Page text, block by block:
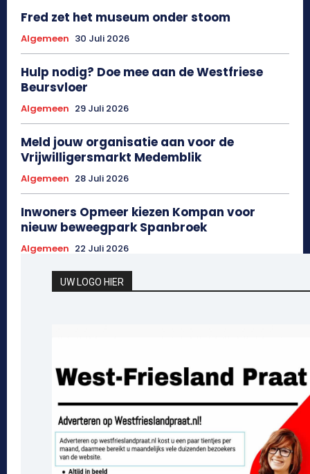
Fred zet het museum onder stoom
Algemeen 30 Juli 2026
Hulp nodig? Doe mee aan de Westfriese
Beursvloer
Algemeen 29 Juli 2026
Meld jouw organisatie aan voor de
Vrijwilligersmarkt Medemblik
Algemeen 28 Juli 2026
Inwoners Opmeer kiezen Kompan voor
nieuw beweegpark Spanbroek
Algemeen 22 Juli 2026
UW LOGO HIER